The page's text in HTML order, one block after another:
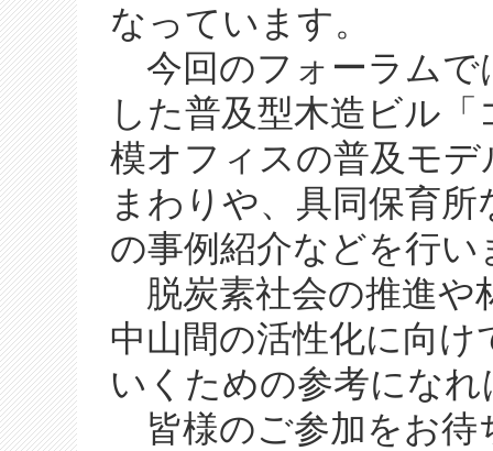
なっています。
今回のフォーラムで
した普及型木造ビル
模オフィスの普及モ
まわりや、具同保育
の事例紹介などを行
脱炭素社会の推進や
中山間の活性化に向
いくための参考にな
皆様のご参加をお待